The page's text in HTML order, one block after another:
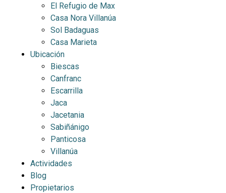
El Refugio de Max
Casa Nora Villanúa
Sol Badaguas
Casa Marieta
Ubicación
Biescas
Canfranc
Escarrilla
Jaca
Jacetania
Sabiñánigo
Panticosa
Villanúa
Actividades
Blog
Propietarios